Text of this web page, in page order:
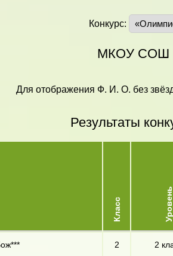
Конкурс:
МКОУ СОШ
Для отображения Ф. И. О. без
Результаты
Класс Уровень
2 2